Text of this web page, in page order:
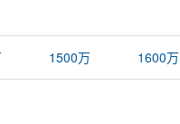
1500万 1600万